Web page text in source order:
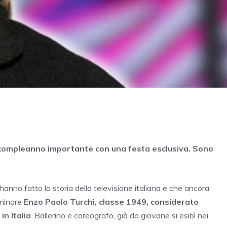
importante con una festa esclusiva. Sono
fatto la storia della televisione italiana e che ancora
Enzo Paolo Turchi, classe 1949, considerato
Italia. Ballerino e coreografo, già da giovane si esibì nei